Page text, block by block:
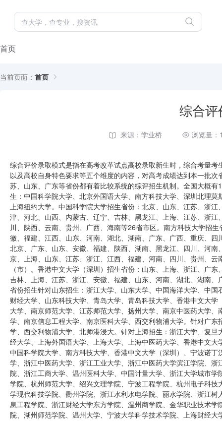
首页
当前页面： 首页
综合
来源：学业桥 浏览量：
综合评价录取模式是指在高考改革试点高校录取新生时，综合考量
以及高校自身特色要求等五个维度的内容，对高考成绩达到本一批
苏、山东、广东等省份都有着比较系统的综评招生机制。全国大概
生：中国科学院大学、北京外国语大学、南方科技大学、深圳北理
上海纽约大学。中国科学院大学招生省份：北京、山东、江苏、浙
津、河北、山西、内蒙古、辽宁、吉林、黑龙江、上海、江苏、浙
川、陕西、云南、贵州、广西、海南等26省市区。南方科技大学招
徽、福建、江西、山东、河南、湖北、湖南、广东、广西、重庆、
北京、广东、山东、安徽、福建、陕西、湖南、黑龙江、四川、河
京、上海、山东、江苏、浙江、江西、福建、河南、四川、贵州、
（市）。香港中文大学（深圳）招生省份：山东、上海、浙江、广
吉林、上海、江苏、浙江、安徽、福建、山东、河南、湖北、湖南
省份招生针对山东招生：浙江大学、山东大学、中国海洋大学、中
财经大学、山东科技大学、青岛大学、青岛科技大学、香港中文大
大学、南京师范大学、江苏师范大学、扬州大学、南京中医药大学
学、南京信息工程大学、南京医科大学、西交利物浦大学。针对广
学、西交利物浦大学、北师港浸大。针对上海招生：浙江大学、复
经大学、上海外国语大学、上海大学、上海中医药大学、香港中文
中国科学院大学、南方科技大学、香港中文大学（深圳）、宁波诺
学、浙江中医药大学、浙江工业大学、浙江中医药大学滨江学院、
院、浙江工商大学、温州医科大学、中国计量大学、浙江大学城市
学院、杭州师范大学、绍兴文理学院、宁波工程学院、杭州电子科
学现代科技学院、衢州学院、浙江水利水电学院、丽水学院、浙江
息工程学院、浙江财经大学东方学院、温州商学院、金华职业技术
院、湖州师范学院、温州大学、宁波大学科学技术学院、上海财经大